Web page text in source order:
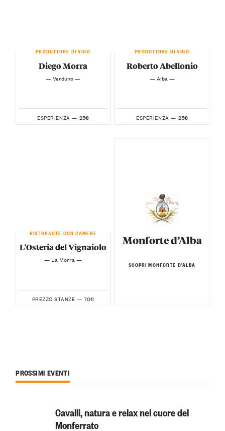
PRODUTTORE DI VINO
Diego Morra
— Verduno —
ESPERIENZA — 25€
PRODUTTORE DI VINO
Roberto Abellonio
— Alba —
ESPERIENZA — 25€
RISTORANTE CON CAMERE
L'Osteria del Vignaiolo
— La Morra —
PREZZO STANZE — 70€
Monforte d’Alba
SCOPRI MONFORTE D’ALBA
PROSSIMI EVENTI
Cavalli, natura e relax nel cuore del
Monferrato